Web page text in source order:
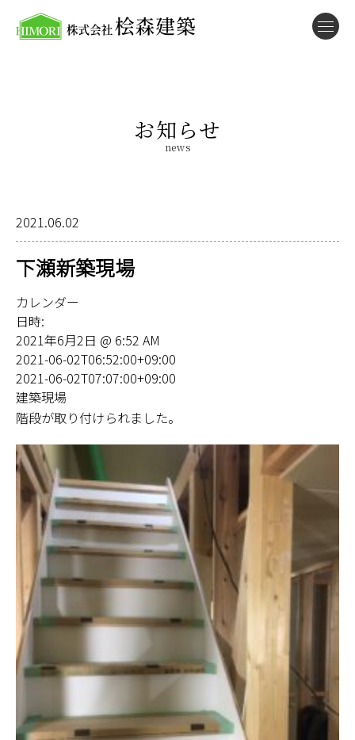
お知らせ
news
2021.06.02
下瀬新築現場
カレンダー
日時:
2021年6月2日 @ 6:52 AM
2021-06-02T06:52:00+09:00
2021-06-02T07:07:00+09:00
建築現場
階段が取り付けられました。